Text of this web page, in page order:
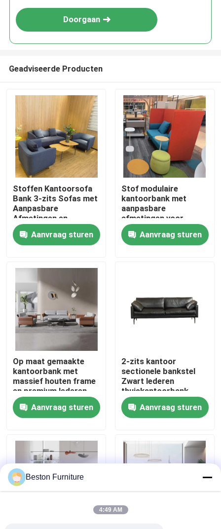
Thuis
Over ons
Fabriekstocht
Kwaliteitscontrole
Neem contact met ons op
Gevallen
Blog
Doorgaan
Geadviseerde Producten
Stoffen Kantoorsofa
Bank 3-zits Sofas met
Aanpasbare
Afmetingen en
Massief Houten Frame
Aanvraag sturen
Stof modulaire
kantoorbank met
aanpasbare
afmetingen voor
kantoor- en
woonkamers
Aanvraag sturen
Op maat gemaakte
kantoorbank met
massief houten frame
en premium lederen
bekleding
Aanvraag sturen
2-zits kantoor
sectionele bankstel
Zwart lederen
thuiskantoorbank
Aanvraag sturen
Beston Furniture
4:49 AM